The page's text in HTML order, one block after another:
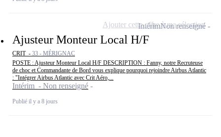
Ajusteur Monteur Local H/F
CRIT - 33 - MÉRIGNAC
POSTE : Ajusteur Monteur Local H/F DESCRIPTION : Fanny, notre Recruteuse
de choc et Commandante de Bord vous explique pourquoi rejoindre Airbus Atlantic
: "Intégrer Airbus Atlantic avec Crit Aéro,...
Intérim - Non renseigné
Publié il y a 8 jours
IntérimNon renseigné
Ajouter cette offre à ma sélection